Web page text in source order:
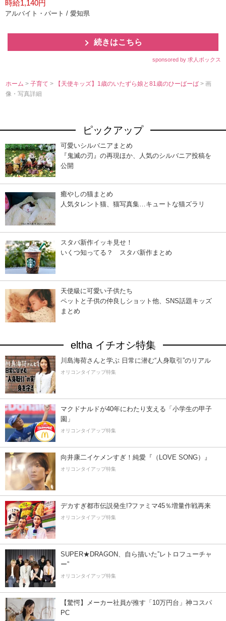
時給1,140円
アルバイト・パート / 愛知県
続きはこちら
sponsored by 求人ボックス
ホーム >子育て> 【天使キッズ】1歳のいたずら娘と81歳のひーばーば> 画
像・写真詳細
ピックアップ
可愛いシルバニアまとめ
『鬼滅の刃』の再現ほか、人気のシルバニア投稿を
公開
癒やしの猫まとめ
人気タレント猫、猫写真集…キュートな猫ズラリ
スタバ新作イッキ見せ！
いくつ知ってる？ スタバ新作まとめ
天使級に可愛い子供たち
ペットと子供の仲良しショット他、SNS話題キッズ
まとめ
eltha イチオシ特集
川島海荷さんと学ぶ 日常に潜む“人身取引”のリアル
オリコンタイアップ特集
マクドナルドが40年にわたり支える「小学生の甲子
園」
オリコンタイアップ特集
向井康二イケメンすぎ！純愛『（LOVE SONG）』
オリコンタイアップ特集
デカすぎ都市伝説発生!?ファミマ45％増量作戦再来
オリコンタイアップ特集
SUPER★DRAGON、自ら描いた”レトロフューチャ
ー”
オリコンタイアップ特集
【驚愕】メーカー社員が推す「10万円台」神コスパ
PC